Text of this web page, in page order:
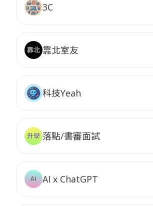
3C
靠北室友
科技Yeah
落點/書審面試
AI x ChatGPT